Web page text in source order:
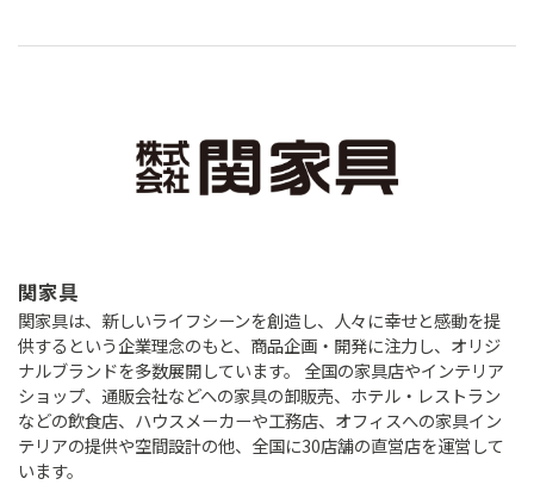
関家具
関家具は、新しいライフシーンを創造し、人々に幸せと感動を提
供するという企業理念のもと、商品企画・開発に注力し、オリジ
ナルブランドを多数展開しています。 全国の家具店やインテリア
ショップ、通販会社などへの家具の卸販売、ホテル・レストラン
などの飲食店、ハウスメーカーや工務店、オフィスへの家具イン
テリアの提供や空間設計の他、全国に30店舗の直営店を運営して
います。